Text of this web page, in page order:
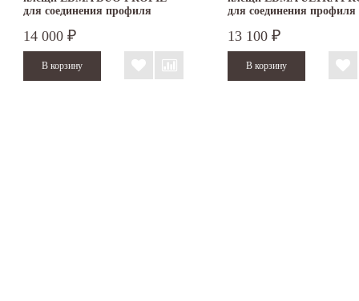
для соединения профиля
14 000 ₽
для соединения профиля
13 100 ₽